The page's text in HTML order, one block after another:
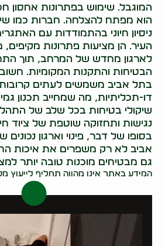
המוגבל. שימוש בפתרונות אחסון
הוא מפתח להצלחה. חברות כמו שי
ניסיון חיוני בהתמודדות עם
העיר. הן מציעות פתרונות מקיפים,
לארגון מחדש של המרחב, תוך
הבטיחות והתקנות המקומיות.
בתל אביב משמשים לעתים
דו-תכליתיות, מה שמחייב תכנון
שיקולי בטיחות בכל שלב של
נגישות ותחזוקה שוטפת של ציוד
בסופו של דבר, פינוי וארגון
אביב לא רק משפרים את איכות
גם מבטיחים מוכנות טובה יותר
המידע באתר אינו מהווה תחליף לייעוץ